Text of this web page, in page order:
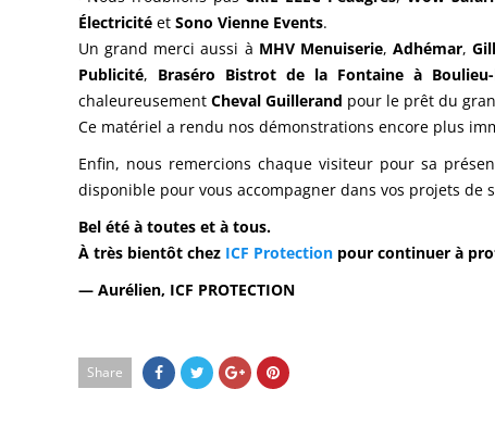
Électricité et Sono Vienne Events.
Un grand merci aussi à MHV Menuiserie, Adhémar,
Publicité, Braséro Bistrot de la Fontaine à
chaleureusement Cheval Guillerand pour le prêt du
Ce matériel a rendu nos démonstrations encore plus
Enfin, nous remercions chaque visiteur pour sa
disponible pour vous accompagner dans vos projets de
Bel été à toutes et à tous.
À très bientôt chez ICF Protection pour continuer à
— Aurélien, ICF PROTECTION
Share